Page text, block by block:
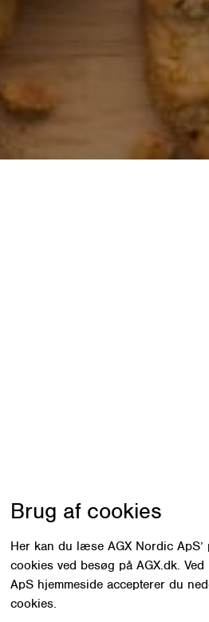
Brug af cookies
Her kan du læse AGX Nordic
cookies ved besøg på AGX.dk.
ApS hjemmeside accepterer du
cookies.